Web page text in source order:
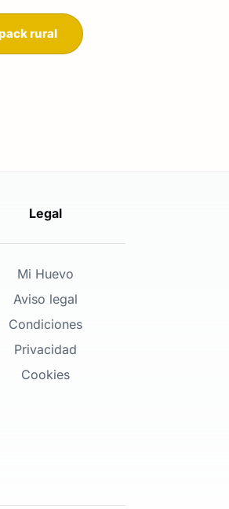
rural
Legal
Mi Huevo
Aviso legal
Condiciones
Privacidad
Cookies